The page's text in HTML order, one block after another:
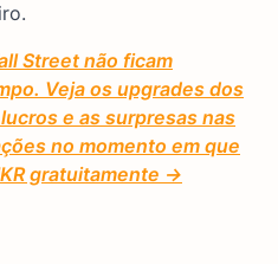
Street não ficam
Veja os upgrades dos
e as surpresas nas
no momento em que
gratuitamente →